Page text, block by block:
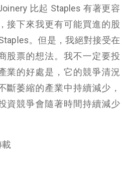
比起 Staples 有著更容
接下來我更有可能買進的股
。但是，我絕對接受在
股票的想法。我不一定要投
業的好處是，它的競爭清況
斷萎縮的產業中持續減少，
資競爭會隨著時間持續減少